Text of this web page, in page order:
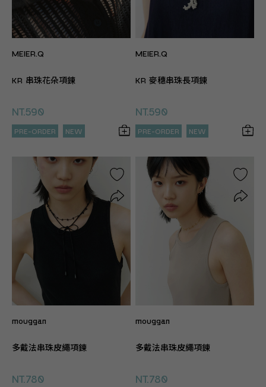
MEIER.Q
KR 串珠花朵項鍊
NT.590
PRE-ORDER NEW
MEIER.Q
KR 麥穗串珠長項鍊
NT.590
PRE-ORDER NEW
mouggan
多戴法串珠皮繩項鍊
NT.780
mouggan
多戴法串珠皮繩項鍊
NT.780